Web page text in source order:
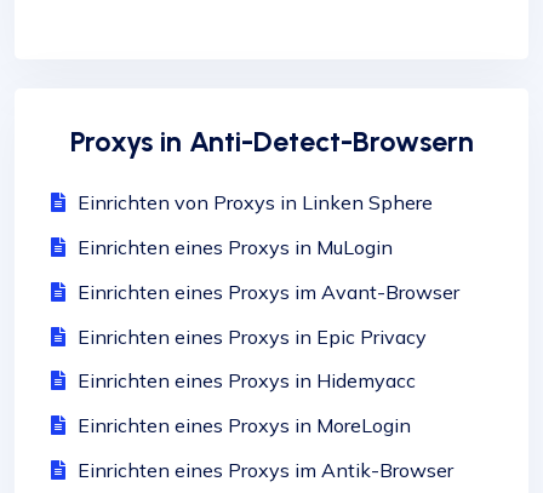
Proxys in Anti-Detect-Browsern
Einrichten von Proxys in Linken Sphere
Einrichten eines Proxys in MuLogin
Einrichten eines Proxys im Avant-Browser
Einrichten eines Proxys in Epic Privacy
Einrichten eines Proxys in Hidemyacc
Einrichten eines Proxys in MoreLogin
Einrichten eines Proxys im Antik-Browser